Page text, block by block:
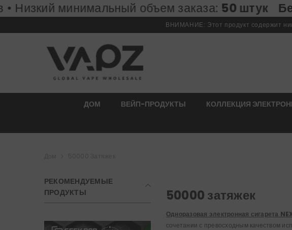
ПЕРЕЙТИ К СОДЕРЖИМОМУ
объем заказа:50 штук Бесплатная
ВНИМАНИЕ: Этот продукт содержит
ДОМ ВЕЙП-ПРОДУКТЫ КОЛЛЕКЦИЯ
РЕКОМЕНДУЕМЫЕ
ПРОДУКТЫ
50000 затяжек
Одноразовая электронная сигарета
сочетании с превосходным качеством